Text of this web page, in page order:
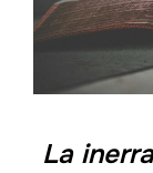
La